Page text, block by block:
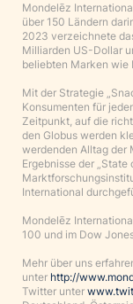
Mondelēz
über 150 Ländern
2023 verzeichnete
Milliarden US-Dollar
beliebten Marken wie
Mit der Strategie
Konsumenten für
Zeitpunkt, auf die
den Globus werden
werdenden Alltag der
Ergebnisse der
International
Mondelēz
100 und im Dow
Mehr über uns
unter http://
Twitter unter